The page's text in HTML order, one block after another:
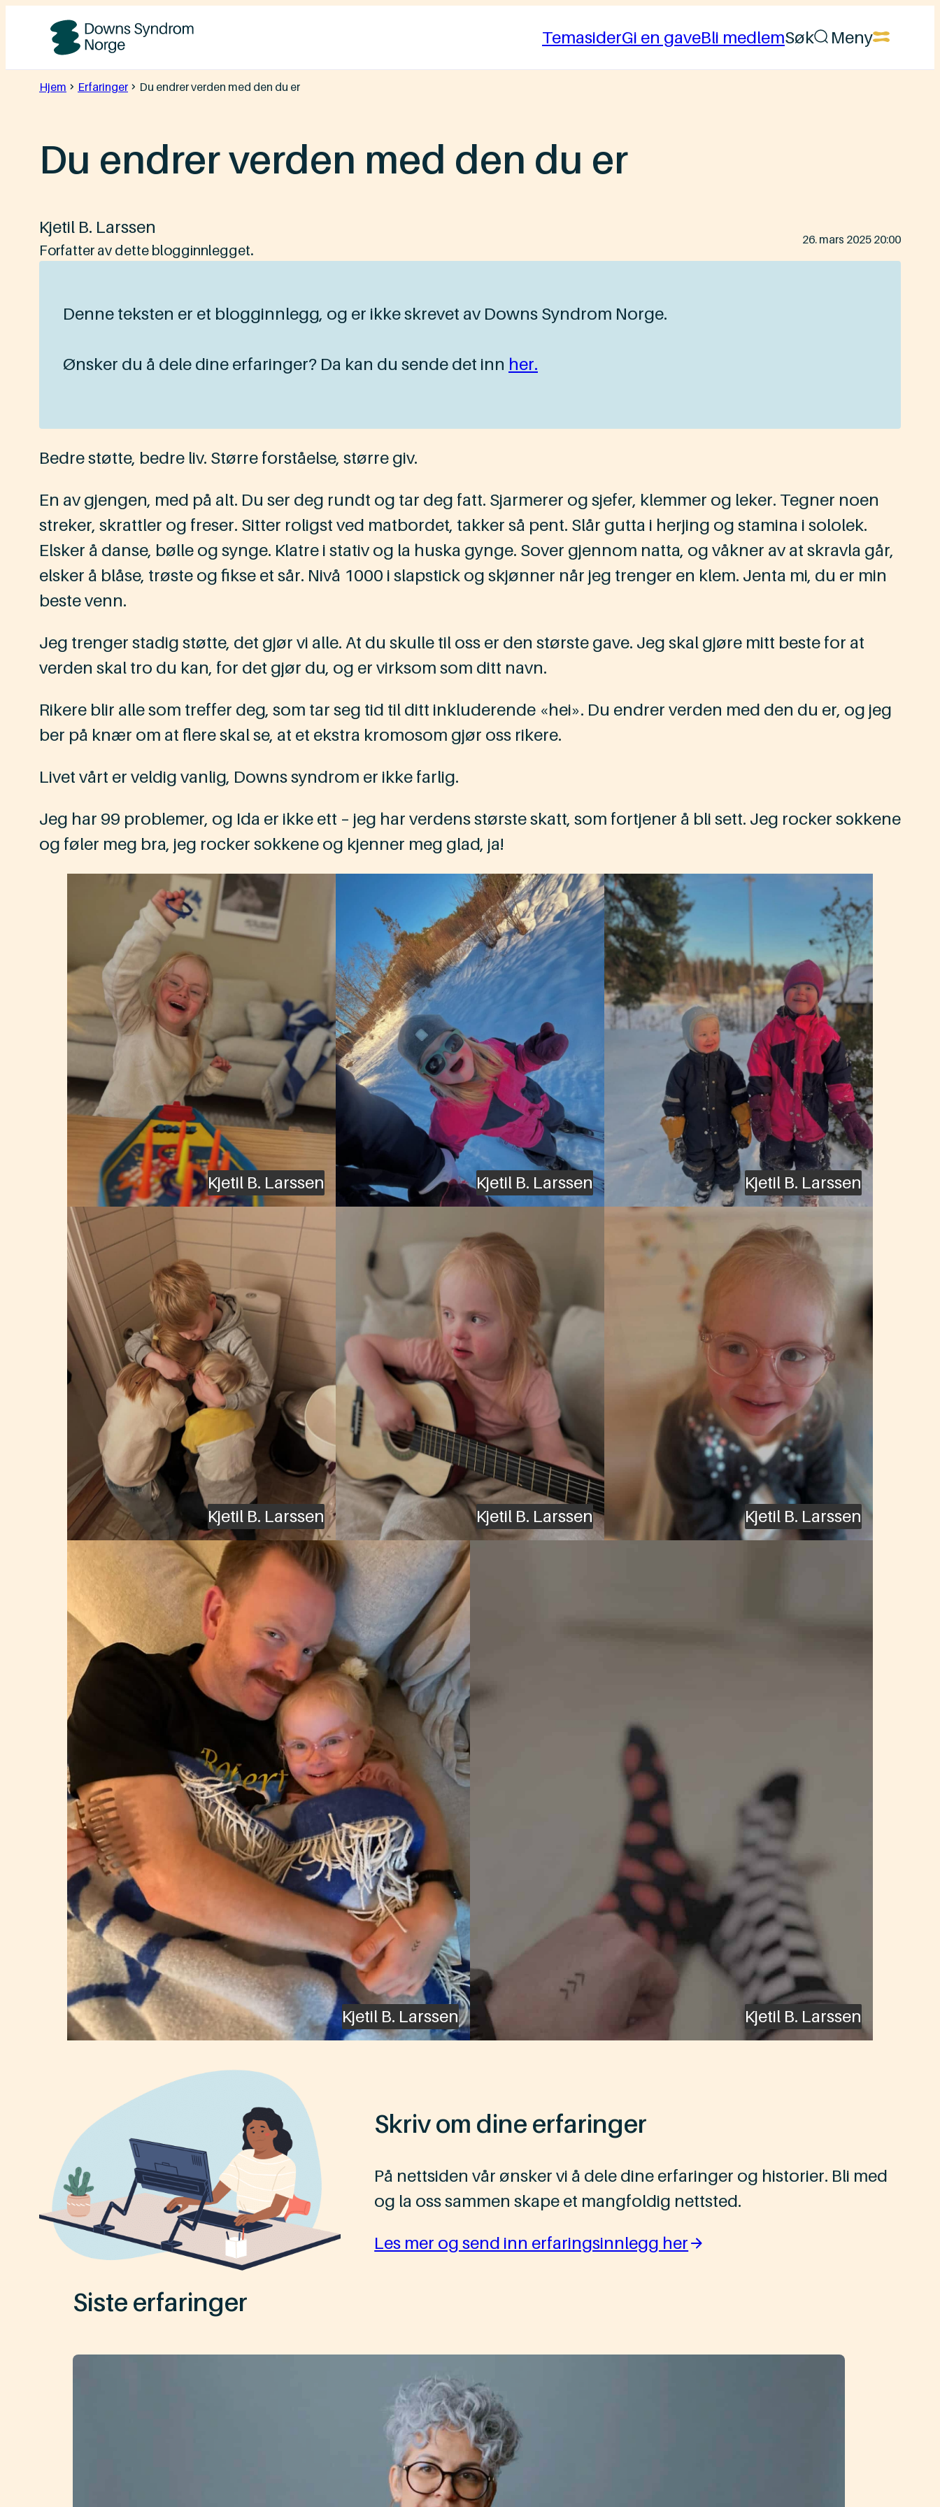
innhold
Downs
Syndrom
TemasiderGi en gaveBli medlemSøk Meny
Hjem Erfaringer Du endrer verden med den du er
Du endrer verden med den du er
Kjetil B. Larssen
Forfatter av dette blogginnlegget.
Lagt
ut
26. mars 2025 20:00
Denne teksten er et blogginnlegg, og er ikke skrevet av Downs Syndrom Norge.
Ønsker du å dele dine erfaringer? Da kan du sende det inn her.
Bedre støtte, bedre liv. Større forståelse, større giv.
En av gjengen, med på alt. Du ser deg rundt og tar deg fatt. Sjarmerer og sjefer, klemmer og leker. Tegner noen
streker, skrattler og freser. Sitter roligst ved matbordet, takker så pent. Slår gutta i herjing og stamina i sololek.
Elsker å danse, bølle og synge. Klatre i stativ og la huska gynge. Sover gjennom natta, og våkner av at skravla går,
elsker å blåse, trøste og fikse et sår. Nivå 1000 i slapstick og skjønner når jeg trenger en klem. Jenta mi, du er min
beste venn.
Jeg trenger stadig støtte, det gjør vi alle. At du skulle til oss er den største gave. Jeg skal gjøre mitt beste for at
verden skal tro du kan, for det gjør du, og er virksom som ditt navn.
Rikere blir alle som treffer deg, som tar seg tid til ditt inkluderende «hei». Du endrer verden med den du er, og jeg
ber på knær om at flere skal se, at et ekstra kromosom gjør oss rikere.
Livet vårt er veldig vanlig, Downs syndrom er ikke farlig.
Jeg har 99 problemer, og Ida er ikke ett – jeg har verdens største skatt, som fortjener å bli sett. Jeg rocker sokkene
og føler meg bra, jeg rocker sokkene og kjenner meg glad, ja!
Kjetil B. Larssen Kjetil B. Larssen Kjetil B. Larssen
Kjetil B. Larssen Kjetil B. Larssen Kjetil B. Larssen
Kjetil B. Larssen Kjetil B. Larssen
Skriv om dine erfaringer
På nettsiden vår ønsker vi å dele dine erfaringer og historier. Bli med
og la oss sammen skape et mangfoldig nettsted.
Les mer og send inn erfaringsinnlegg her
Siste erfaringer